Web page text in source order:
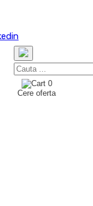
0
Cere oferta